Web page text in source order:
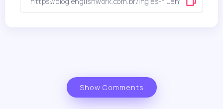
Show Comments